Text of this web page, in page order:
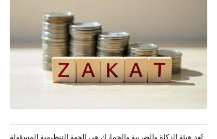
تُعد هيئة الزكاة والضريبة والجمارك هي الجهة التنظيمية المسؤولة